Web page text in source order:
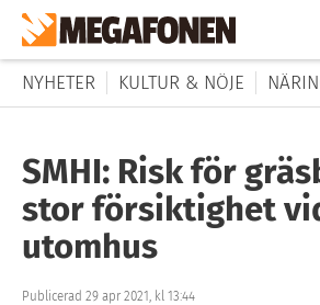
NYHETER KULTUR & NÖJE
SMHI: Risk för
stor försiktighet
utomhus
Publicerad 29 apr 2021, kl 13:44